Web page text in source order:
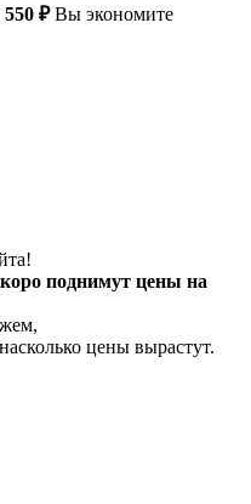
550 ₽Вы экономите
поднимут цены на
цены вырастут.